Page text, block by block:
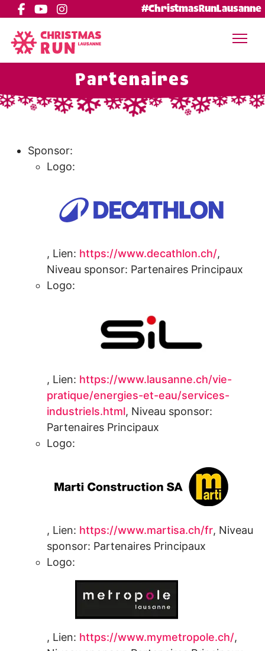
#ChristmasRunLausanne
Partenaires
Sponsor:
Logo:
, Lien: https://www.decathlon.ch/,
Niveau sponsor: Partenaires Principaux
Logo:
, Lien: https://www.lausanne.ch/vie-
pratique/energies-et-eau/services-
industriels.html, Niveau sponsor:
Partenaires Principaux
Logo:
, Lien: https://www.martisa.ch/fr, Niveau
sponsor: Partenaires Principaux
Logo:
, Lien: https://www.mymetropole.ch/,